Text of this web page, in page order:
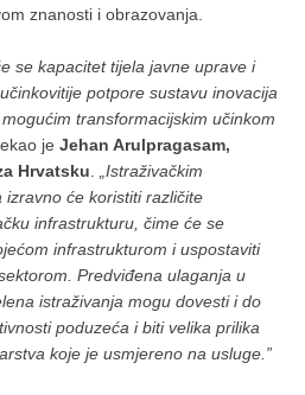
znanosti i obrazovanja.
se kapacitet tijela javne uprave i
potpore sustavu inovacija
transformacijskim učinkom
rekao jeJehan Arulpragasam,
Hrvatsku
„Istraživačkim
izravno će koristiti različite
infrastrukturu, čime će se
infrastrukturom i uspostaviti
Predviđena ulaganja u
istraživanja mogu dovesti i do
poduzeća i biti velika prilika
koje je usmjereno na usluge.”